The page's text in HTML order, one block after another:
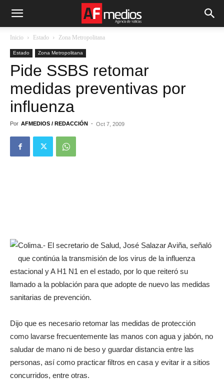
Inicio Estado Zona Metropolitana
Estado Zona Metropolitana
Pide SSBS retomar
medidas preventivas por
influenza
Por AFMEDIOS / REDACCIÓN - Oct 7, 2009
Colima.- El secretario de Salud, José Salazar Aviña, señaló
que continúa la transmisión de los virus de la influenza
estacional y A H1 N1 en el estado, por lo que reiteró su
llamado a la población para que adopte de nuevo las medidas
sanitarias de prevención.
Dijo que es necesario retomar las medidas de protección
como lavarse frecuentemente las manos con agua y jabón, no
saludar de mano ni de beso y guardar distancia entre las
personas, así como practicar filtros en casa y evitar ir a sitios
concurridos, entre otras.